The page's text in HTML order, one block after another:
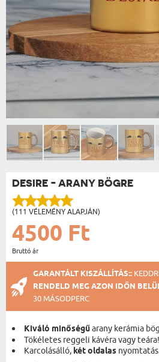
DESIRE - ARANY BÖGRE
(111 VÉLEMÉNY ALAPJÁN)
4500 Ft
Bruttó ár
GARANTÁLT KISZÁLLÍTÁS::
RENDELD MEG AZON IDŐN
30 MÁSODPERC
Kiváló minőségűarany kerámia
Tökéletes reggeli kávéra vagy teára!
Karcolásálló, két oldalas